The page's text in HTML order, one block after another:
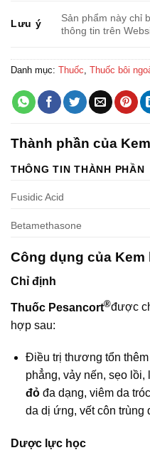
Lưu ý
Sản phẩm này chỉ
thông tin trên
Danh mục: Thuốc, Thuốc bôi
Thành phần của
THÔNG TIN THÀNH PHẦN
Fusidic Acid
Betamethasone
Công dụng của
Chỉ định
Thuốc Pesancort®được
hợp sau:
Ðiều trị thương tổn
phẳng, vảy nến, sẹo lồi,
đỏ đa dạng, viêm da
da dị ứng, vết côn trùng
Dược lực học